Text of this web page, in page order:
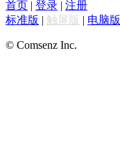
首页 | 登录 | 注册
标准版 | 触屏版 | 电脑版
© Comsenz Inc.